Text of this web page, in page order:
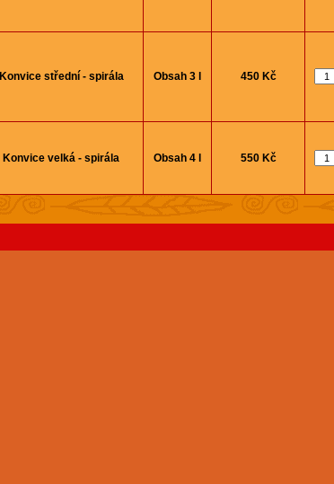
Konvice střední - spirála Obsah 3 l 450 Kč
Konvice velká - spirála Obsah 4 l 550 Kč